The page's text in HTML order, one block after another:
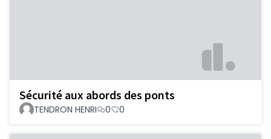
Sécurité aux abords des ponts
TENDRON HENRI 0 0